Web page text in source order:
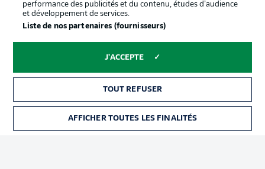
services
Mentions Légales Gérer mes préférences
performance des publicités et du contenu, études d’audience
et développement de services.
Liste de nos partenaires (fournisseurs)
J'ACCEPTE
TOUT REFUSER
AFFICHER TOUTES LES FINALITÉS